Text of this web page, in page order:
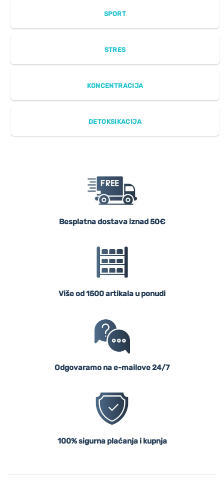
SPORT
STRES
KONCENTRACIJA
DETOKSIKACIJA
Besplatna dostava iznad 50€
Više od 1500 artikala u ponudi
Odgovaramo na e-mailove 24/7
100% sigurna plaćanja i kupnja